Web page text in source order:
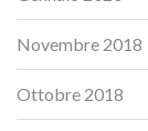
Novembre 2018
Ottobre 2018